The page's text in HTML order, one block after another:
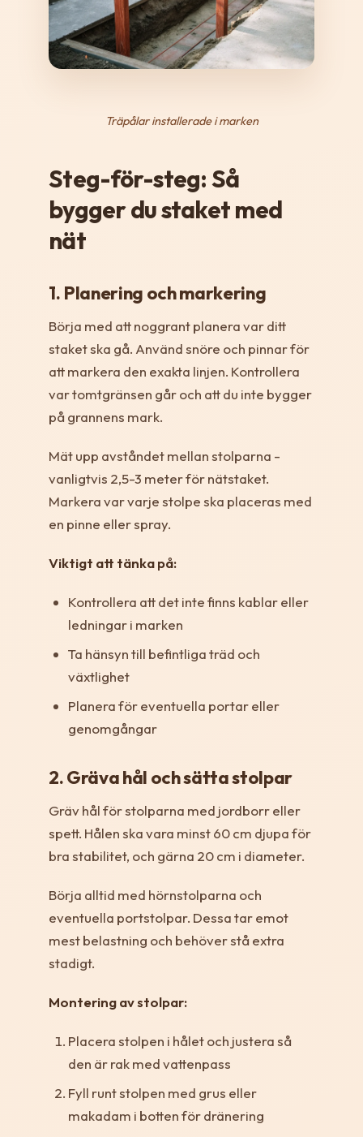
Träpålar installerade i marken
Steg-för-steg: Så
bygger du staket med
nät
1. Planering och markering
Börja med att noggrant planera var ditt
staket ska gå. Använd snöre och pinnar för
att markera den exakta linjen. Kontrollera
var tomtgränsen går och att du inte bygger
på grannens mark.
Mät upp avståndet mellan stolparna -
vanligtvis 2,5-3 meter för nätstaket.
Markera var varje stolpe ska placeras med
en pinne eller spray.
Viktigt att tänka på:
Kontrollera att det inte finns kablar eller
ledningar i marken
Ta hänsyn till befintliga träd och
växtlighet
Planera för eventuella portar eller
genomgångar
2. Gräva hål och sätta stolpar
Gräv hål för stolparna med jordborr eller
spett. Hålen ska vara minst 60 cm djupa för
bra stabilitet, och gärna 20 cm i diameter.
Börja alltid med hörnstolparna och
eventuella portstolpar. Dessa tar emot
mest belastning och behöver stå extra
stadigt.
Montering av stolpar:
Placera stolpen i hålet och justera så
den är rak med vattenpass
Fyll runt stolpen med grus eller
makadam i botten för dränering